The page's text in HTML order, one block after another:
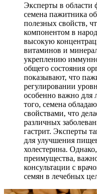
Эксперты в области
семена пажитника
полезных свойств,
компонентом в
высокую
витаминов и
укреплению
общего состояния
показывают, что
регулировании
особенно важно для
того, семена
свойствами, что
различных
гастрит. Эксперты
для улучшения
холестерина.
преимущества,
консультации с
семян в лечебных